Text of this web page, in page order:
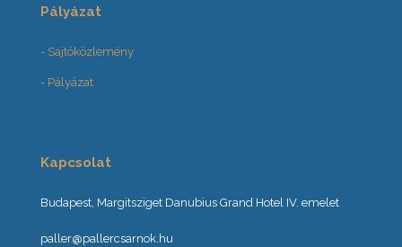
Pályázat
- Sajtóközlemény
- Pályázat
Kapcsolat
Budapest, Margitsziget Danubius Grand Hotel IV. emelet
paller@pallercsarnok.hu